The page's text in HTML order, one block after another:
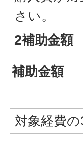
さい。
2補助金額
補助金額
対象経費